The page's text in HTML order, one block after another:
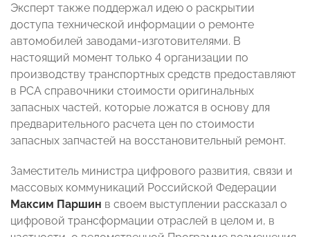
Эксперт также поддержал идею о раскрытии
доступа технической информации о ремонте
автомобилей заводами-изготовителями. В
настоящий момент только 4 организации по
производству транспортных средств предоставляют
в РСА справочники стоимости оригинальных
запасных частей, которые ложатся в основу для
предварительного расчета цен по стоимости
запасных запчастей на восстановительный ремонт.
Заместитель министра цифрового развития, связи и
массовых коммуникаций Российской Федерации
Максим Паршин в своем выступлении рассказал о
цифровой трансформации отраслей в целом и, в